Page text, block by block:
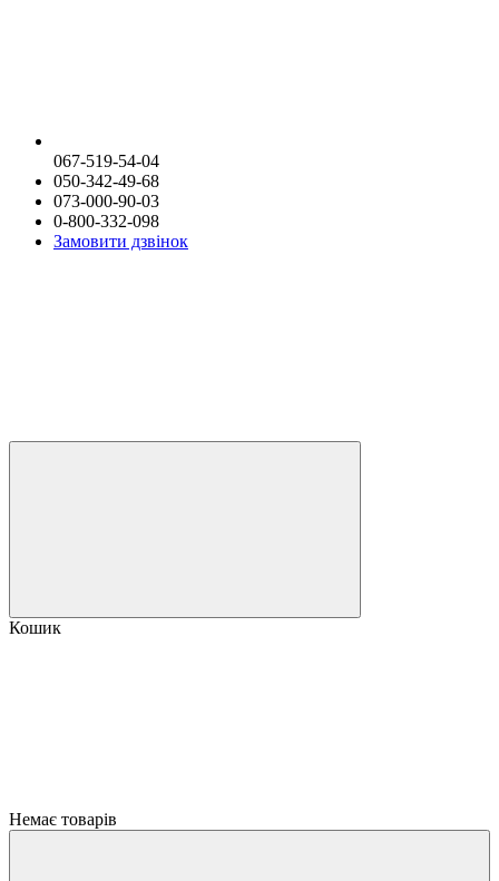
067-519-54-04
050-342-49-68
073-000-90-03
0-800-332-098
Замовити дзвінок
Кошик
Немає товарів